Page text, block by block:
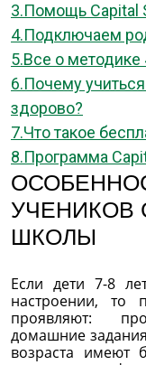
3.Помощь Capital
4.Подключаем
5.Все о методике
6.Почему
здорово?
7.Что такое
8.Программа
УЧЕНИКОВ
ШКОЛЫ
Если дети 7-8
настроении, то
проявляют:
домашние
возраста имеют